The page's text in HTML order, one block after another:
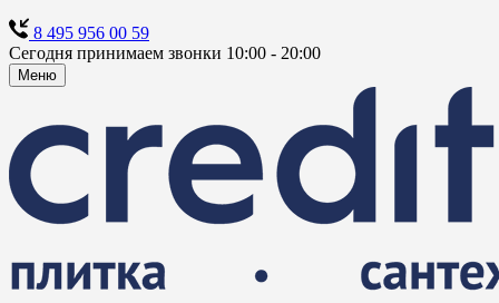
8 495 956 00 59
Сегодня принимаем звонки 10:00 - 20:00
Меню